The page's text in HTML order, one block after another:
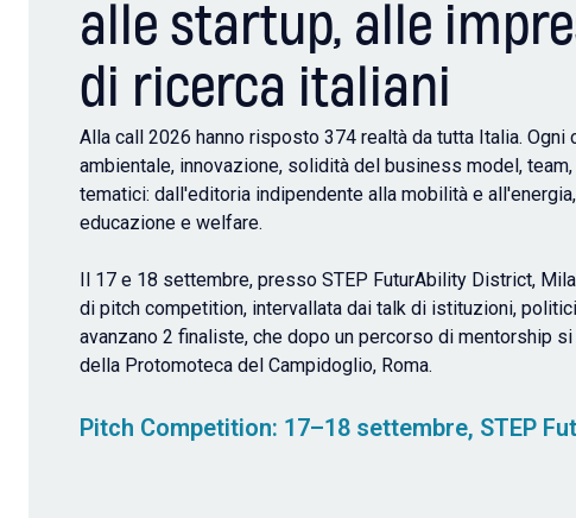
alle startup, alle
di ricerca italiani
Alla call 2026 hanno risposto 374 realtà da tutta Italia.
ambientale, innovazione, solidità del business model,
tematici: dall'editoria indipendente alla mobilità e
educazione e welfare.
Il 17 e 18 settembre, presso STEP FuturAbility District,
di pitch competition, intervallata dai talk di istituzioni,
avanzano 2 finaliste, che dopo un percorso di mentorship
della Protomoteca del Campidoglio, Roma.
Pitch Competition: 17–18 settembre, STEP